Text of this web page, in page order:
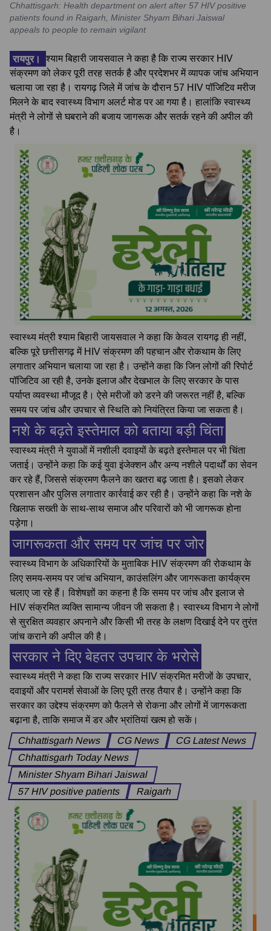
Chhattisgarh: Health department on alert after 57 HIV positive
patients found in Raigarh, Minister Shyam Bihari Jaiswal
appeals to people to remain vigilant
रायपुर।
श्याम बिहारी जायसवाल ने कहा है कि राज्य सरकार HIV
संक्रमण को लेकर पूरी तरह सतर्क है और प्रदेशभर में व्यापक जांच अभियान
चलाया जा रहा है। रायगढ़ जिले में जांच के दौरान 57 HIV पॉजिटिव मरीज
मिलने के बाद स्वास्थ्य विभाग अलर्ट मोड पर आ गया है। हालांकि स्वास्थ्य
मंत्री ने लोगों से घबराने की बजाय जागरूक और सतर्क रहने की अपील की
है।
स्वास्थ्य मंत्री श्याम बिहारी जायसवाल ने कहा कि केवल रायगढ़ ही नहीं,
बल्कि पूरे छत्तीसगढ़ में HIV संक्रमण की पहचान और रोकथाम के लिए
लगातार अभियान चलाया जा रहा है। उन्होंने कहा कि जिन लोगों की रिपोर्ट
पॉजिटिव आ रही है, उनके इलाज और देखभाल के लिए सरकार के पास
पर्याप्त व्यवस्था मौजूद है। ऐसे मरीजों को डरने की जरूरत नहीं है, बल्कि
समय पर जांच और उपचार से स्थिति को नियंत्रित किया जा सकता है।
नशे के बढ़ते इस्तेमाल को बताया बड़ी चिंता
स्वास्थ्य मंत्री ने युवाओं में नशीली दवाइयों के बढ़ते इस्तेमाल पर भी चिंता
जताई। उन्होंने कहा कि कई युवा इंजेक्शन और अन्य नशीले पदार्थों का सेवन
कर रहे हैं, जिससे संक्रमण फैलने का खतरा बढ़ जाता है। इसको लेकर
प्रशासन और पुलिस लगातार कार्रवाई कर रही है। उन्होंने कहा कि नशे के
खिलाफ सख्ती के साथ-साथ समाज और परिवारों को भी जागरूक होना
पड़ेगा।
जागरूकता और समय पर जांच पर जोर
स्वास्थ्य विभाग के अधिकारियों के मुताबिक HIV संक्रमण की रोकथाम के
लिए समय-समय पर जांच अभियान, काउंसलिंग और जागरूकता कार्यक्रम
चलाए जा रहे हैं। विशेषज्ञों का कहना है कि समय पर जांच और इलाज से
HIV संक्रमित व्यक्ति सामान्य जीवन जी सकता है। स्वास्थ्य विभाग ने लोगों
से सुरक्षित व्यवहार अपनाने और किसी भी तरह के लक्षण दिखाई देने पर तुरंत
जांच कराने की अपील की है।
सरकार ने दिए बेहतर उपचार के भरोसे
स्वास्थ्य मंत्री ने कहा कि राज्य सरकार HIV संक्रमित मरीजों के उपचार,
दवाइयों और परामर्श सेवाओं के लिए पूरी तरह तैयार है। उन्होंने कहा कि
सरकार का उद्देश्य संक्रमण को फैलने से रोकना और लोगों में जागरूकता
बढ़ाना है, ताकि समाज में डर और भ्रांतियां खत्म हो सकें।
Chhattisgarh News
CG News
CG Latest News
Chhattisgarh Today News
Minister Shyam Bihari Jaiswal
57 HIV positive patients
Raigarh